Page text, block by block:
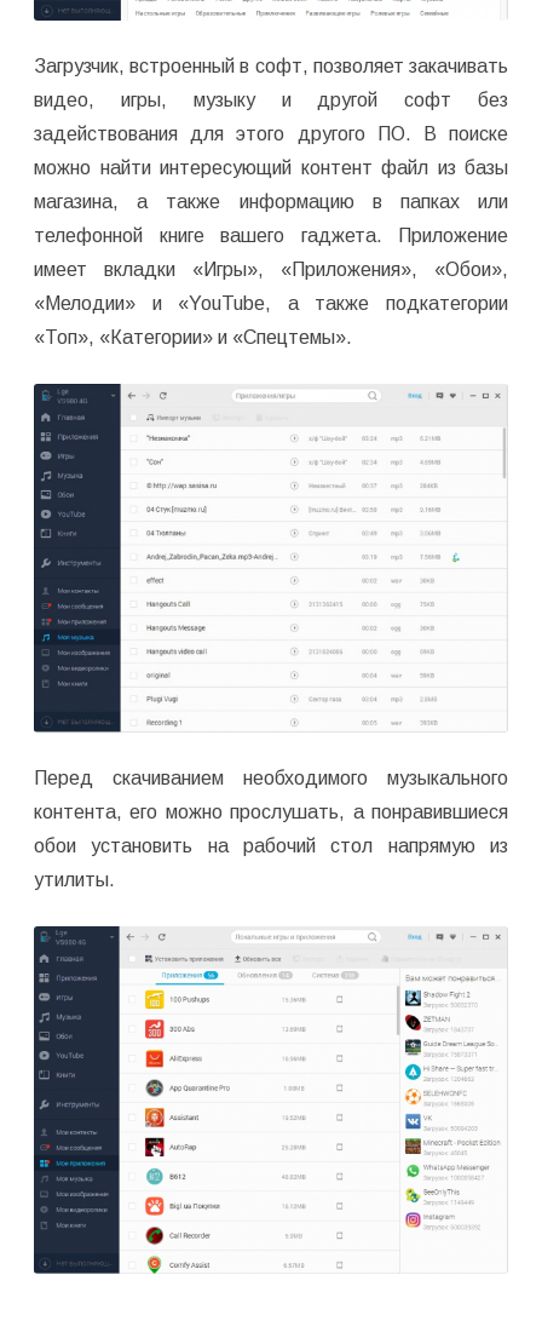
Загрузчик, встроенный в софт, позволяет закачивать
видео, игры, музыку и другой софт без
задействования для этого другого ПО. В поиске
можно найти интересующий контент файл из базы
магазина, а также информацию в папках или
телефонной книге вашего гаджета. Приложение
имеет вкладки «Игры», «Приложения», «Обои»,
«Мелодии» и «YouTube, а также подкатегории
«Топ», «Категории» и «Спецтемы».
Перед скачиванием необходимого музыкального
контента, его можно прослушать, а понравившиеся
обои установить на рабочий стол напрямую из
утилиты.